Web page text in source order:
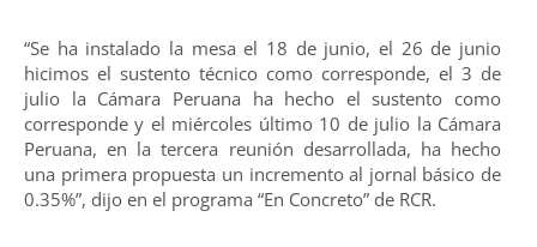
“Se ha instalado la mesa el 18 de junio, el 26 de junio
hicimos el sustento técnico como corresponde, el 3 de
julio la Cámara Peruana ha hecho el sustento como
corresponde y el miércoles último 10 de julio la Cámara
Peruana, en la tercera reunión desarrollada, ha hecho
una primera propuesta un incremento al jornal básico de
0.35%”, dijo en el programa “En Concreto” de RCR.